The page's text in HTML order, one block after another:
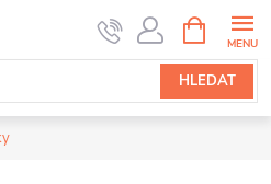
HLEDAT
NÁKUPNÍ
KOŠÍK